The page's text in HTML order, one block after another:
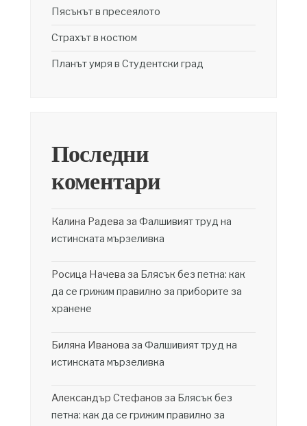
Пясъкът в пресеялото
Страхът в костюм
Планът умря в Студентски град
Последни
коментари
Калина Радева за Фалшивият труд на
истинската мързеливка
Росица Начева за Блясък без петна: как
да се грижим правилно за приборите за
хранене
Биляна Иванова за Фалшивият труд на
истинската мързеливка
Александър Стефанов за Блясък без
петна: как да се грижим правилно за